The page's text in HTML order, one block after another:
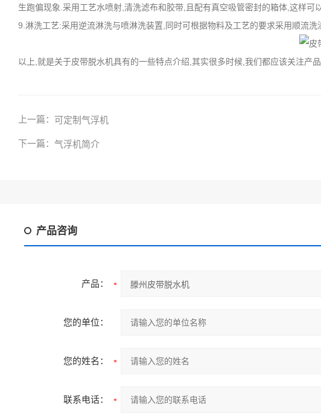
生跑偏现象.采用工艺水喷射,清洗滤布和胶带,且配有真空吸管密封的箱体,这样
9.淋洗工艺:采用逆流淋洗与喷淋洗装置,同时可根据物料及工艺的要求采用顺流洗
以上,就是关于皮带脱水机具有的一些特点介绍,其实很多时候,我们都应该关注产
上一篇： 可定制气浮机
下一篇： 气浮机简介
产品咨询
产品：
您的单位：
您的姓名：
联系电话：